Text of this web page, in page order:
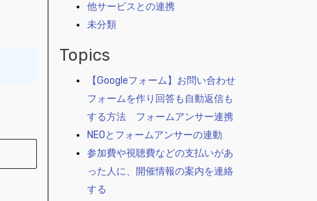
他サービスとの連携
未分類
Topics
【Googleフォーム】お問い合わせ
フォームを作り回答も自動返信も
する方法 フォームアンサー連携
NEOとフォームアンサーの連動
参加費や視聴費などの支払いがあ
った人に、開催情報の案内を連絡
する